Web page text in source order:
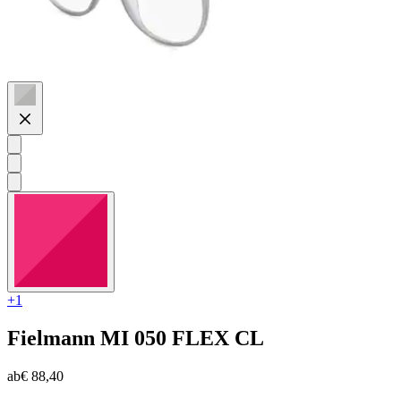
+1
Fielmann MI 050 FLEX CL
ab€ 88,40